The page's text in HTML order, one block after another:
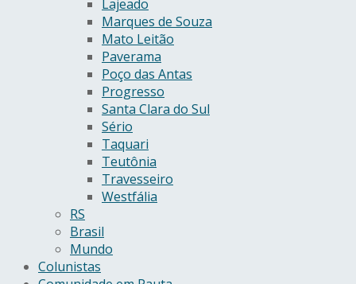
Lajeado
Marques de Souza
Mato Leitão
Paverama
Poço das Antas
Progresso
Santa Clara do Sul
Sério
Taquari
Teutônia
Travesseiro
Westfália
RS
Brasil
Mundo
Colunistas